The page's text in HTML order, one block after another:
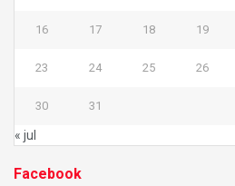
16 17 18 19
23 24 25 26
30 31
« jul
Facebook